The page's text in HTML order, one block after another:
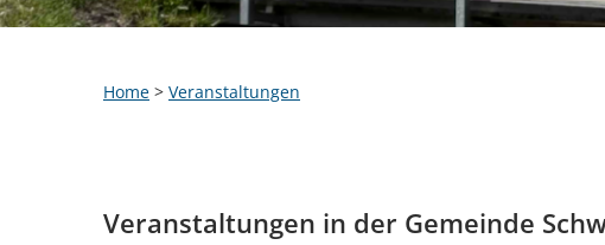
Home > Veranstaltungen
Veranstaltungen in der Gemeinde